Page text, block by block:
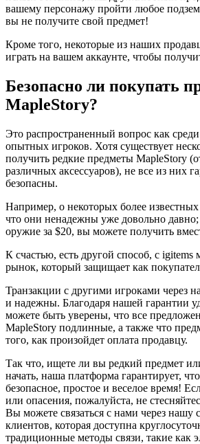
вашему персонажу пройти любое
вы не получите свой предмет!
Кроме того, некоторые из наших
играть на вашем аккаунте, чтобы
Безопасно ли покупать
MapleStory?
Это распространенный вопрос как
опытных игроков. Хотя существует
получить редкие предметы MapleStory
различных аксессуаров), не все из них
безопасны.
Например, о некоторых более известных
что они ненадежны уже довольно
оружие за $20, вы можете получить
К счастью, есть другой способ, с igitems
рынок, который защищает как
Транзакции с другими игроками через
и надежны. Благодаря нашей гарантии
можете быть уверены, что все
MapleStory подлинные, а также что
того, как произойдет оплата продавцу.
Так что, ищете ли вы редкий предмет
начать, наша платформа гарантирует,
безопасное, простое и веселое время!
или опасения, пожалуйста, не
Вы можете связаться с нами через нашу
клиентов, которая доступна
традиционные методы связи, такие как